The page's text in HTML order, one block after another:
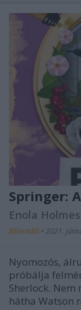
Springer:
Enola
BBerni86 • 2021.
Nyomozós,
próbálja
Sherlock.
hátha Watson